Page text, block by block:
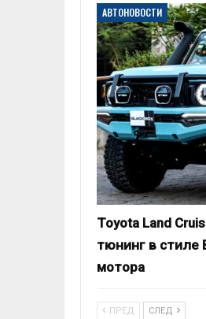
АВТОНОВОСТИ
Toyota Land
тюнинг в стиле
мотора
ПРЕД СЛЕД